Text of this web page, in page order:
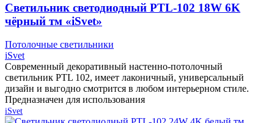
Cветильник светодиодный PTL-102 18W 6K
чёрный тм «iSvet»
Потолочные светильники
iSvet
Современный декоративный настенно-потолочный
светильник PTL 102, имеет лаконичный, универсальный
дизайн и выгодно смотрится в любом интерьерном стиле.
Предназначен для использования
iSvet